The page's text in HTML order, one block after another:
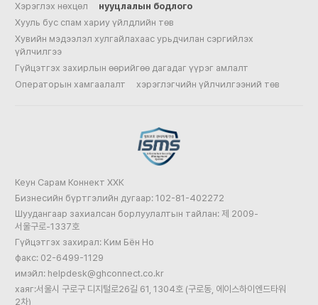
Хэрэглэх нөхцөл
нууцлалын бодлого
Хууль бус спам хариу үйлдлийн төв
Хувийн мэдээлэл хулгайлахаас урьдчилан сэргийлэх
үйлчилгээ
Гүйцэтгэх захирлын өөрийгөө дагадаг үүрэг амлалт
Операторын хамгаалалт
хэрэглэгчийн үйлчилгээний төв
Кеун Сарам Коннект ХХК
Бизнесийн бүртгэлийн дугаар: 102-81-402272
Шуудангаар захиалсан борлуулалтын тайлан: 제 2009-
서울구로-1337호
Гүйцэтгэх захирал: Ким Бён Но
факс: 02-6499-1129
имэйл: helpdesk@ghconnect.co.kr
хаяг:서울시 구로구 디지털로26길 61, 1304호 (구로동, 에이스하이엔드타워
2차)